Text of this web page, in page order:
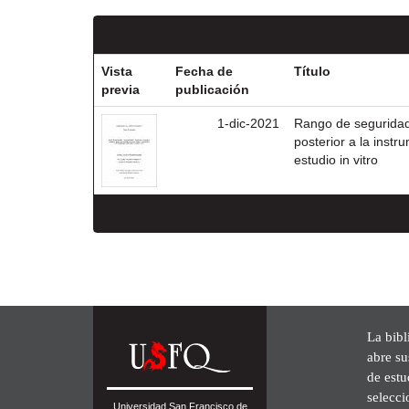
Vista
previa
Fecha de
publicación
Título
1-dic-2021
Rango de
posterior a la
estudio in vitro
Universidad San Francisco de
La
abre
de